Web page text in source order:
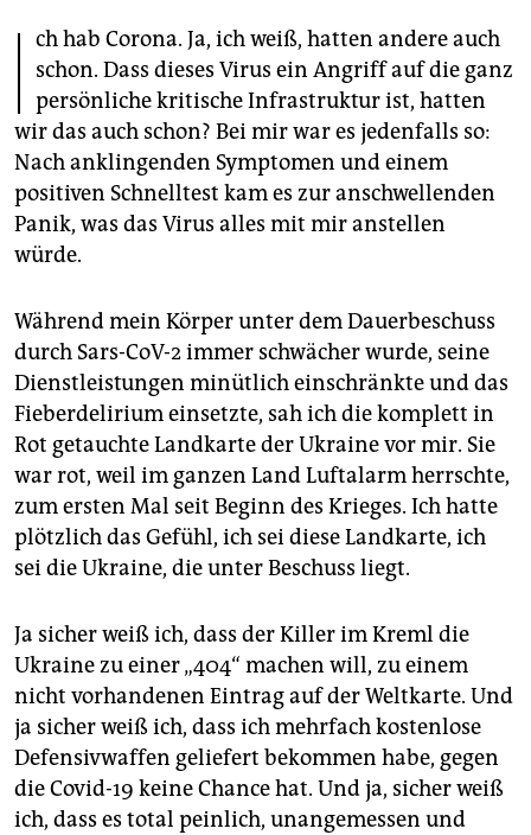
abo
genossenschaft
epaper login
I ch hab Corona. Ja, ich weiß, hatten andere auch
schon. Dass dieses Virus ein Angriff auf die ganz
persönliche kritische Infrastruktur ist, hatten
wir das auch schon? Bei mir war es jedenfalls so:
Nach anklingenden Symptomen und einem
positiven Schnelltest kam es zur anschwellenden
Panik, was das Virus alles mit mir anstellen
würde.
Während mein Körper unter dem Dauerbeschuss
durch Sars-CoV-2 immer schwächer wurde, seine
Dienstleistungen minütlich einschränkte und das
Fieberdelirium einsetzte, sah ich die komplett in
Rot getauchte Landkarte der Ukraine vor mir. Sie
war rot, weil im ganzen Land Luftalarm herrschte,
zum ersten Mal seit Beginn des Krieges. Ich hatte
plötzlich das Gefühl, ich sei diese Landkarte, ich
sei die Ukraine, die unter Beschuss liegt.
Ja sicher weiß ich, dass der Killer im Kreml die
Ukraine zu einer „404“ machen will, zu einem
nicht vorhandenen Eintrag auf der Weltkarte. Und
ja sicher weiß ich, dass ich mehrfach kostenlose
Defensivwaffen geliefert bekommen habe, gegen
die Covid-19 keine Chance hat. Und ja, sicher weiß
ich, dass es total peinlich, unangemessen und